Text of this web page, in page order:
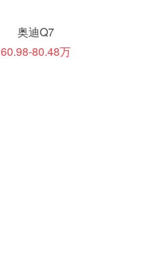
奥迪Q7
60.98-80.48万